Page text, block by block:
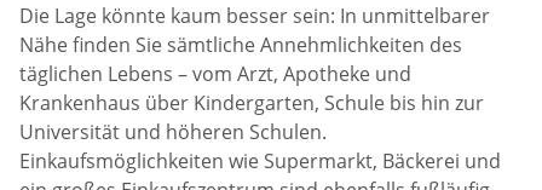
Die Lage könnte kaum besser sein: In unmittelbarer
Nähe finden Sie sämtliche Annehmlichkeiten des
täglichen Lebens – vom Arzt, Apotheke und
Krankenhaus über Kindergarten, Schule bis hin zur
Universität und höheren Schulen.
Einkaufsmöglichkeiten wie Supermarkt, Bäckerei und